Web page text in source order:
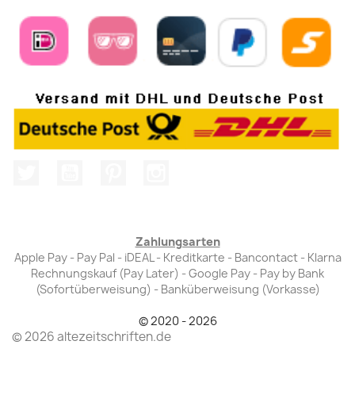
Zahlungsarten
Apple Pay - Pay Pal - iDEAL - Kreditkarte - Bancontact - Klarna
Rechnungskauf (Pay Later) - Google Pay - Pay by Bank
(Sofortüberweisung) - Banküberweisung (Vorkasse)
© 2020 - 2026
© 2026 altezeitschriften.de